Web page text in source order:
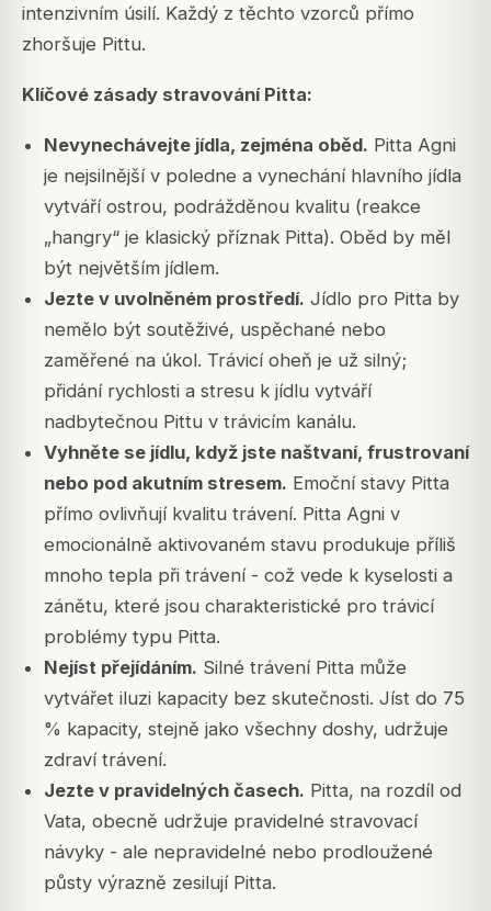
intenzivním úsilí. Každý z těchto vzorců přímo
zhoršuje Pittu.
Klíčové zásady stravování Pitta:
Nevynechávejte jídla, zejména oběd. Pitta Agni
je nejsilnější v poledne a vynechání hlavního jídla
vytváří ostrou, podrážděnou kvalitu (reakce
„hangry“ je klasický příznak Pitta). Oběd by měl
být největším jídlem.
Jezte v uvolněném prostředí. Jídlo pro Pitta by
nemělo být soutěživé, uspěchané nebo
zaměřené na úkol. Trávicí oheň je už silný;
přidání rychlosti a stresu k jídlu vytváří
nadbytečnou Pittu v trávicím kanálu.
Vyhněte se jídlu, když jste naštvaní, frustrovaní
nebo pod akutním stresem. Emoční stavy Pitta
přímo ovlivňují kvalitu trávení. Pitta Agni v
emocionálně aktivovaném stavu produkuje příliš
mnoho tepla při trávení - což vede k kyselosti a
zánětu, které jsou charakteristické pro trávicí
problémy typu Pitta.
Nejíst přejídáním. Silné trávení Pitta může
vytvářet iluzi kapacity bez skutečnosti. Jíst do 75
% kapacity, stejně jako všechny doshy, udržuje
zdraví trávení.
Jezte v pravidelných časech. Pitta, na rozdíl od
Vata, obecně udržuje pravidelné stravovací
návyky - ale nepravidelné nebo prodloužené
půsty výrazně zesilují Pitta.